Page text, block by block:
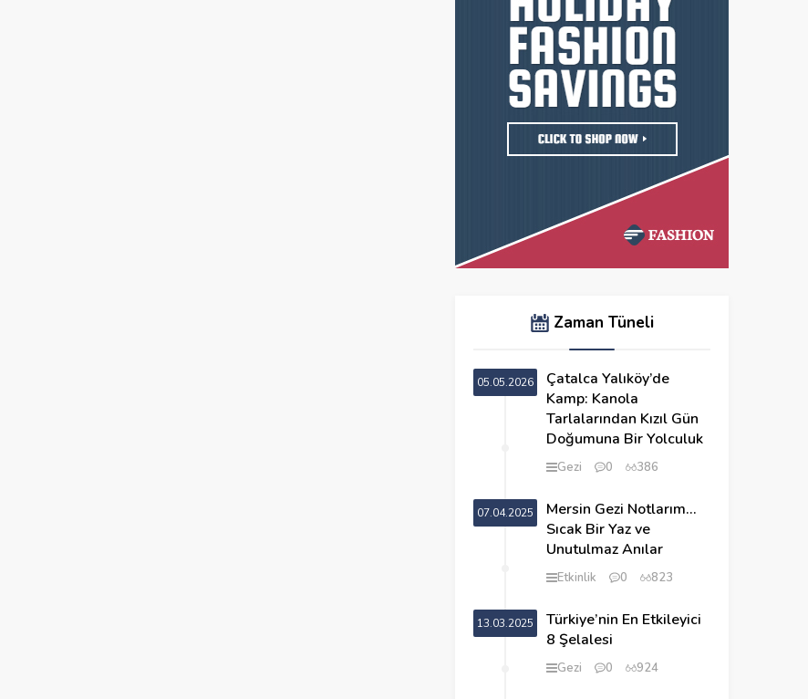
Zaman Tüneli
05.05.2026
Çatalca Yalıköy’de
Kamp: Kanola
Tarlalarından Kızıl Gün
Doğumuna Bir Yolculuk
Gezi 0 386
07.04.2025
Mersin Gezi Notlarım…
Sıcak Bir Yaz ve
Unutulmaz Anılar
Etkinlik 0 823
13.03.2025
Türkiye’nin En Etkileyici
8 Şelalesi
Gezi 0 924